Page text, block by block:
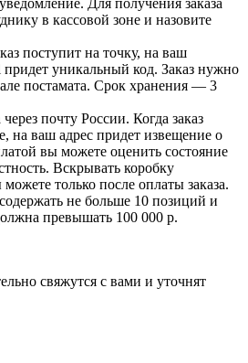
в кассовой зоне и назовите
поступит на точку, на ваш
уникальный код. Заказ нужно
постамата. Срок хранения — 3
почту России. Когда заказ
на ваш адрес придет извещение о
вы можете оценить состояние
Вскрывать коробку
только после оплаты заказа.
не больше 10 позиций и
превышать 100 000 р.
свяжутся с вами и уточнят